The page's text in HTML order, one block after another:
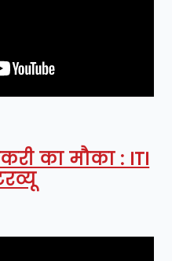
का मौका : ITI